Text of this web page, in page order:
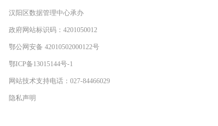
汉阳区数据管理中心承办
政府网站标识码：4201050012
鄂公网安备 42010502000122号
鄂ICP备13015144号-1
网站技术支持电话：027-84466029
隐私声明